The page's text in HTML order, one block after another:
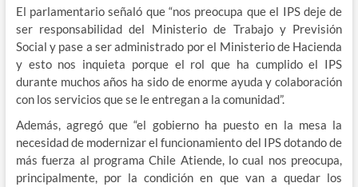
El parlamentario señaló que “nos preocupa que el IPS deje de
ser responsabilidad del Ministerio de Trabajo y Previsión
Social y pase a ser administrado por el Ministerio de Hacienda
y esto nos inquieta porque el rol que ha cumplido el IPS
durante muchos años ha sido de enorme ayuda y colaboración
con los servicios que se le entregan a la comunidad”.
Además, agregó que “el gobierno ha puesto en la mesa la
necesidad de modernizar el funcionamiento del IPS dotando de
más fuerza al programa Chile Atiende, lo cual nos preocupa,
principalmente, por la condición en que van a quedar los